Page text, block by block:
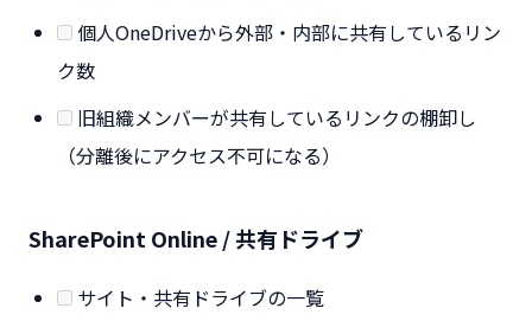
個人OneDriveから外部・内部に共有しているリン
ク数
旧組織メンバーが共有しているリンクの棚卸し
（分離後にアクセス不可になる）
SharePoint Online / 共有ドライブ
サイト・共有ドライブの一覧